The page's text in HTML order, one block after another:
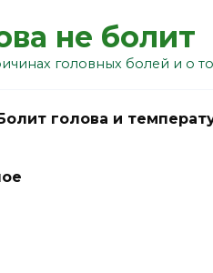
не болит
головных болей и о
голова и